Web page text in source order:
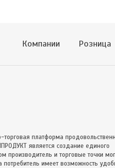
Компании Розница
платформа
является создание единого
производитель и торговые точки
потребитель имеет возможность